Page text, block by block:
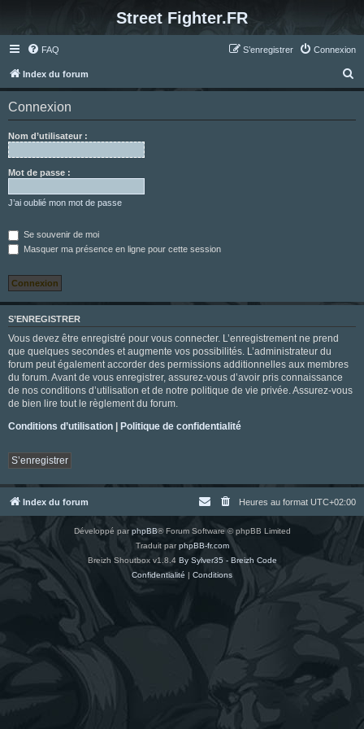
Street Fighter.FR
FAQ Connexion
S’enregistrer
Index du forum
e
Connexion
Nom d’utilisateur :
Mot de passe :
J’ai oublié mon mot de passe
Se souvenir de moi
Masquer ma présence en ligne pour cette session
S’ENREGISTRER
Vous devez être enregistré pour vous connecter. L’enregistrement ne prend
que quelques secondes et augmente vos possibilités. L’administrateur du
forum peut également accorder des permissions additionnelles aux membres
du forum. Avant de vous enregistrer, assurez-vous d’avoir pris connaissance
de nos conditions d’utilisation et de notre politique de vie privée. Assurez-vous
de bien lire tout le règlement du forum.
Conditions d’utilisation | Politique de confidentialité
S’enregistrer
Index du forum Heures au format UTC+02:00
Développé parphpBB® Forum Software © phpBB Limited
Traduit parphpBB-fr.com
Breizh Shoutbox v1.8.4 By Sylver35 - Breizh Code
Confidentialité | Conditions